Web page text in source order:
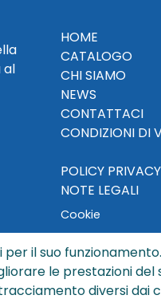
al
HOME
CATALOGO
CHI SIAMO
NEWS
CONTATTACI
CONDIZIONI DI
POLICY PRIVACY
NOTE LEGALI
Cookie
2024 by Sisters
R.I. BO - N. REA
il suo
le prestazioni
diversi dai